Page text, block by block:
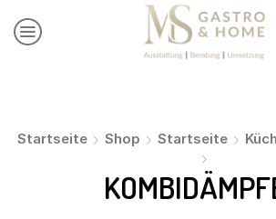
Startseite Shop Startseite